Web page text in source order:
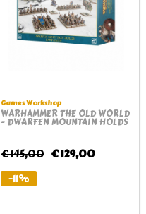
Games Workshop
WARHAMMER THE OLD WORLD
- DWARFEN MOUNTAIN HOLDS
€ 145,00 € 129,00
-11%